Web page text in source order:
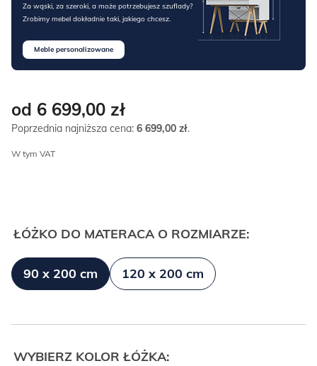
Za wąski, za szeroki, a może potrzebujesz szuflady?
Zrobimy mebel dokładnie taki, jakiego chcesz.
Meble personalizowane
od 6 699,00 zł
Poprzednia najniższa cena: 6 699,00 zł.
W tym VAT
ŁÓŻKO DO MATERACA O ROZMIARZE:
90 x 200 cm 120 x 200 cm
WYBIERZ KOLOR ŁÓŻKA: